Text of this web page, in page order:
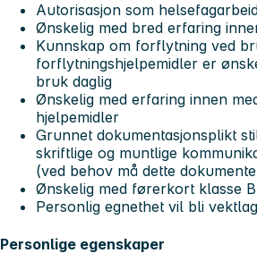
Autorisasjon som
Ønskelig med bred erfaring
Kunnskap om forflytning ved
forflytningshjelpemidler er
bruk daglig
Ønskelig med erfaring innen
hjelpemidler
Grunnet dokumentasjonsplikt
skriftlige og muntlige
(ved behov må dette
Ønskelig med førerkort klasse B
Personlig egnethet vil bli
Personlige egenskaper